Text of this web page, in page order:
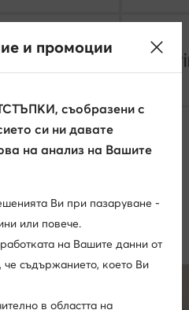
и промоции
съобразени с
си ни давате
на анализ на Вашите
Ви при пазаруване -
или повече.
на Вашите данни от
че съдържанието, което Ви
в областта на